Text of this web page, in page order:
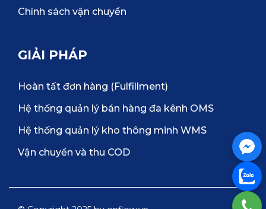
Chính sách vận chuyển
GIẢI PHÁP
Hoàn tất đơn hàng (Fulfillment)
Hệ thống quản lý bán hàng đa kênh OMS
Hệ thống quản lý kho thông minh WMS
Vận chuyển và thu COD